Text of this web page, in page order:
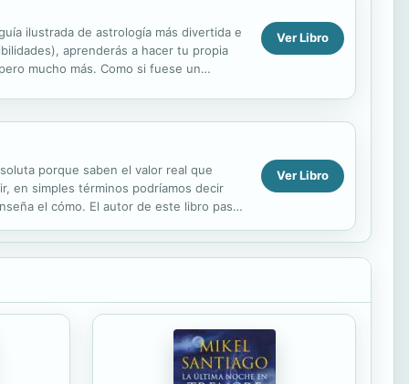
ilustrada de astrología más divertida e
aprenderás a hacer tu propia
mucho más. Como si fuese un
Ver Libro
porque saben el valor real que
en simples términos podríamos decir
el cómo. El autor de este libro pasó
Ver Libro